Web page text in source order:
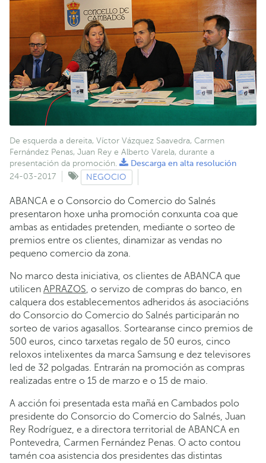
De esquerda a dereita, Víctor Vázquez Saavedra, Carmen
Fernández Penas, Juan Rey e Alberto Varela, durante a
presentación da promoción.
Descarga en alta resolución
24-03-2017
NEGOCIO
ABANCA e o Consorcio do Comercio do Salnés
presentaron hoxe unha promoción conxunta coa que
ambas as entidades pretenden, mediante o sorteo de
premios entre os clientes, dinamizar as vendas no
pequeno comercio da zona.
No marco desta iniciativa, os clientes de ABANCA que
utilicen APRAZOS, o servizo de compras do banco, en
calquera dos establecementos adheridos ás asociacións
do Consorcio do Comercio do Salnés participarán no
sorteo de varios agasallos. Sortearanse cinco premios de
500 euros, cinco tarxetas regalo de 50 euros, cinco
reloxos intelixentes da marca Samsung e dez televisores
led de 32 polgadas. Entrarán na promoción as compras
realizadas entre o 15 de marzo e o 15 de maio.
A acción foi presentada esta mañá en Cambados polo
presidente do Consorcio do Comercio do Salnés, Juan
Rey Rodríguez, e a directora territorial de ABANCA en
Pontevedra, Carmen Fernández Penas. O acto contou
tamén coa asistencia dos presidentes das distintas